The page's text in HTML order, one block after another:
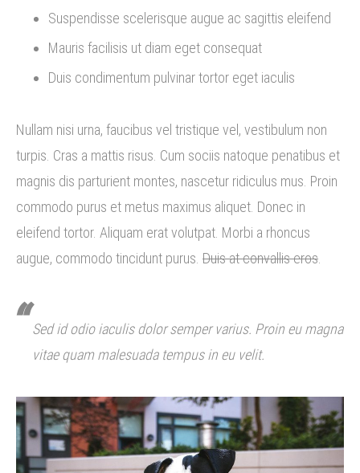
Suspendisse scelerisque augue ac sagittis eleifend
Mauris facilisis ut diam eget consequat
Duis condimentum pulvinar tortor eget iaculis
Nullam nisi urna, faucibus vel tristique vel, vestibulum non
turpis. Cras a mattis risus. Cum sociis natoque penatibus et
magnis dis parturient montes, nascetur ridiculus mus. Proin
commodo purus et metus maximus aliquet. Donec in
eleifend tortor. Aliquam erat volutpat. Morbi a rhoncus
augue, commodo tincidunt purus. Duis at convallis eros
Sed id odio iaculis dolor semper varius. Proin eu magna
vitae quam malesuada tempus in eu velit.